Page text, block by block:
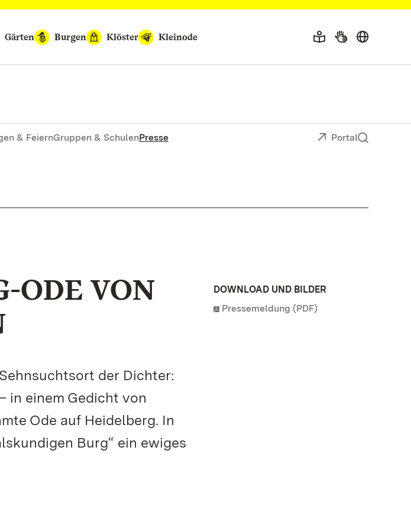
Gärten Burgen Klöster Kleinode
& FeiernGruppen & SchulenPresse Portal
ODE VON
der Dichter:
in einem Gedicht von
Ode auf Heidelberg. In
Burg“ ein ewiges
DOWNLOAD UND BILDER
Pressemeldung (PDF)